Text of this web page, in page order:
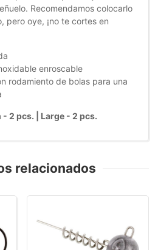
Recomendamos colocarlo
pero oye, ¡no te cortes en
enroscable
rodamiento de bolas para una
2 pcs. | Large - 2 pcs.
relacionados